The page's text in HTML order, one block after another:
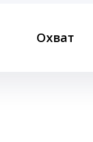
Охват